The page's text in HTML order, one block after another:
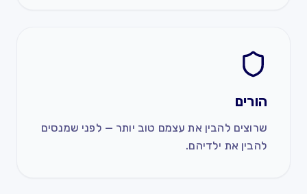
הורים
שרוצים להבין את עצמם טוב יותר — לפני שמנסים
להבין את ילדיהם.